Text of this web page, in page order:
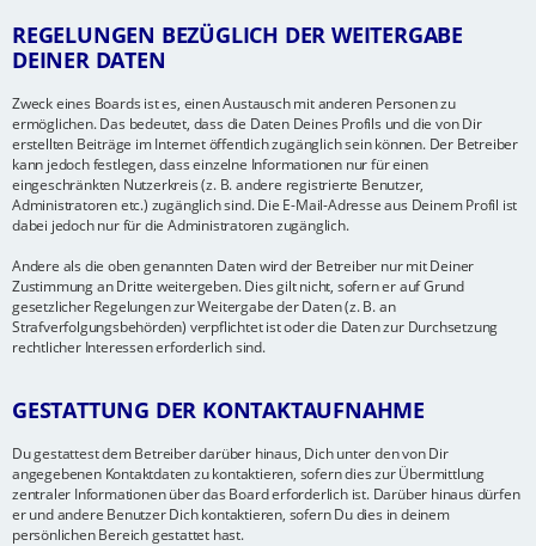
REGELUNGEN BEZÜGLICH DER WEITERGABE
DEINER DATEN
Zweck eines Boards ist es, einen Austausch mit anderen Personen zu
ermöglichen. Das bedeutet, dass die Daten Deines Profils und die von Dir
erstellten Beiträge im Internet öffentlich zugänglich sein können. Der Betreiber
kann jedoch festlegen, dass einzelne Informationen nur für einen
eingeschränkten Nutzerkreis (z. B. andere registrierte Benutzer,
Administratoren etc.) zugänglich sind. Die E-Mail-Adresse aus Deinem Profil ist
dabei jedoch nur für die Administratoren zugänglich.
Andere als die oben genannten Daten wird der Betreiber nur mit Deiner
Zustimmung an Dritte weitergeben. Dies gilt nicht, sofern er auf Grund
gesetzlicher Regelungen zur Weitergabe der Daten (z. B. an
Strafverfolgungsbehörden) verpflichtet ist oder die Daten zur Durchsetzung
rechtlicher Interessen erforderlich sind.
GESTATTUNG DER KONTAKTAUFNAHME
Du gestattest dem Betreiber darüber hinaus, Dich unter den von Dir
angegebenen Kontaktdaten zu kontaktieren, sofern dies zur Übermittlung
zentraler Informationen über das Board erforderlich ist. Darüber hinaus dürfen
er und andere Benutzer Dich kontaktieren, sofern Du dies in deinem
persönlichen Bereich gestattet hast.